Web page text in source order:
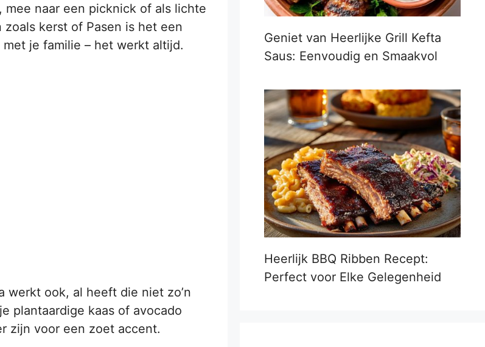
naar een picknick of als lichte
kerst of Pasen is het een
je familie – het werkt altijd.
werkt ook, al heeft die niet zo’n
plantaardige kaas of avocado
zijn voor een zoet accent.
Geniet van Heerlijke Grill Kefta
Saus: Eenvoudig en Smaakvol
Heerlijk BBQ Ribben Recept:
Perfect voor Elke Gelegenheid